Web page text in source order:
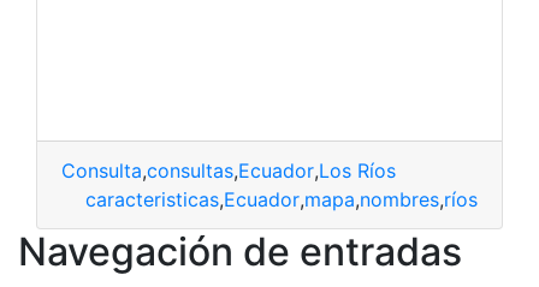
Consulta,consultas,Ecuador,Los Ríos
caracteristicas,Ecuador,mapa,nombres,ríos
Navegación de entradas